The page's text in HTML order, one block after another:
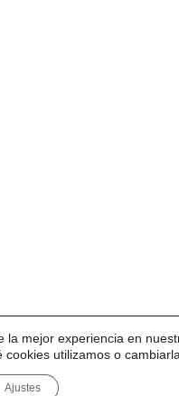
la mejor experiencia en
cookies utilizamos o
Ajustes